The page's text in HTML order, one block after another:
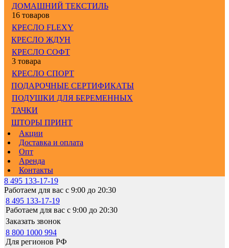
ДОМАШНИЙ ТЕКСТИЛЬ
16 товаров
КРЕСЛО FLEXY
КРЕСЛО ЖДУН
КРЕСЛО СОФТ
3 товара
КРЕСЛО СПОРТ
ПОДАРОЧНЫЕ СЕРТИФИКАТЫ
ПОДУШКИ ДЛЯ БЕРЕМЕННЫХ
ТАЧКИ
ШТОРЫ ПРИНТ
Акции
Доставка и оплата
Опт
Аренда
Контакты
8 495 133-17-19
Работаем для вас с 9:00 до 20:30
8 495 133-17-19
Работаем для вас с 9:00 до 20:30
Заказать звонок
8 800 1000 994
Для регионов РФ